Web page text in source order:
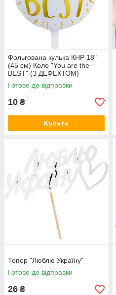
Фольгована кулька КНР 18"
(45 см) Коло "You are the
BEST" (З ДЕФЕКТОМ)
Готово до відправки
10 ₴
Купити
Топер "Люблю Україну"
Готово до відправки
26 ₴